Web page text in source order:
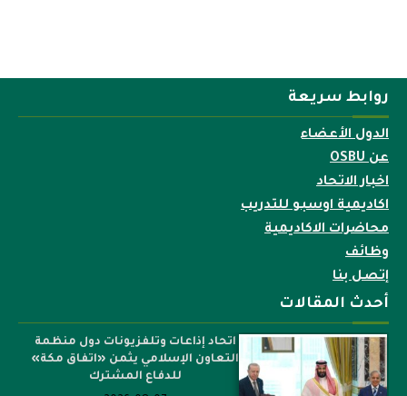
روابط سريعة
الدول الأعضاء
عن OSBU
اخبار الاتحاد
اكاديمية اوسبو للتدريب
محاضرات الاكاديمية
وظائف
إتصل بنا
أحدث المقالات
اتحاد إذاعات وتلفزيونات دول منظمة
التعاون الإسلامي يثمن «اتفاق مكة»
للدفاع المشترك